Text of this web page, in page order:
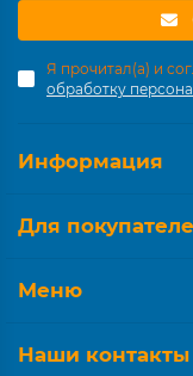
Я прочитал(а) и
обработку
Информация
Для
Меню
Наши контакты